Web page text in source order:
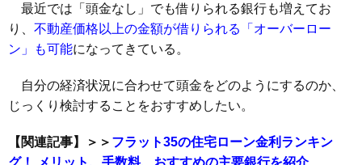
最近では「頭金なし」でも借りられる銀行も増えてお
り、 不動産価格以上の金額が借りられる「オーバーロー
ン」も可能になってきている。
自分の経済状況に合わせて頭金をどのようにするのか、
じっくり検討することをおすすめしたい。
【関連記事】＞＞ フラット35の住宅ローン金利ランキン
グ！ メリット、手数料、おすすめの主要銀行を紹介